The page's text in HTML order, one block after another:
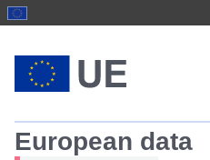
European data